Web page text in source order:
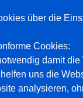
über die
Cookies:
damit
uns die
analysieren,